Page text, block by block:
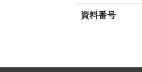
資料番号